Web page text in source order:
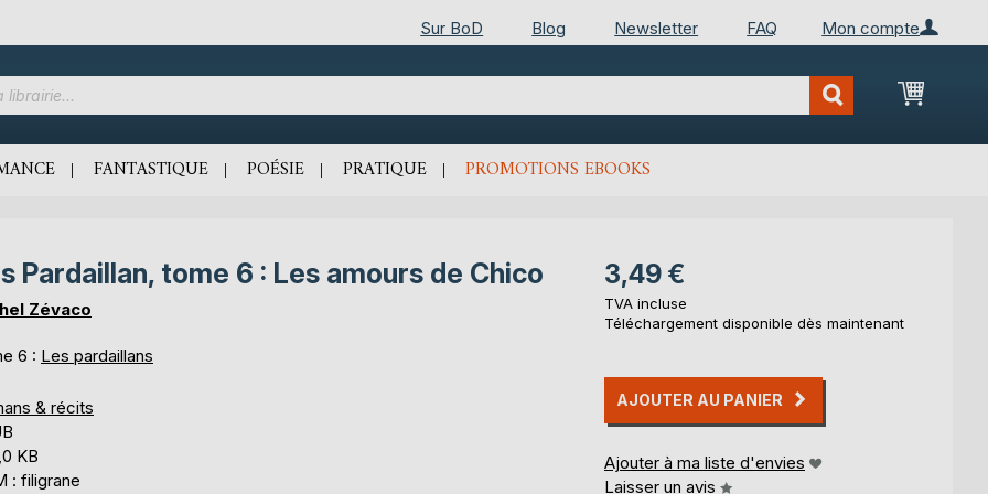
Mon compte
Sur BoD Blog Newsletter FAQ
Mon
FANTASTIQUE POÉSIE PRATIQUE PROMOTIONS EBOOKS
Pardaillan, tome 6 : Les amours de Chico
Zévaco
6 : Les pardaillans
& récits
KB
: filigrane
3,49 €
TVA incluse
Téléchargement disponible dès maintenant
AJOUTER AU PANIER
Ajouter à ma liste d'envies
Laisser un avis